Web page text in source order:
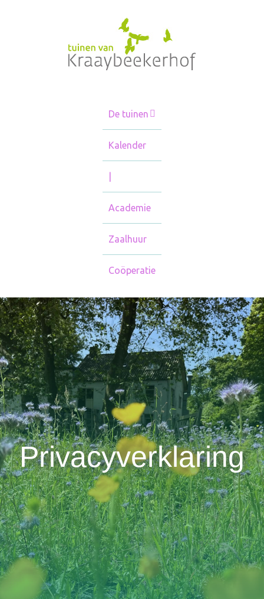
De tuinen
Kalender
Academie
Zaalhuur
Coöperatie
Privacyverklaring